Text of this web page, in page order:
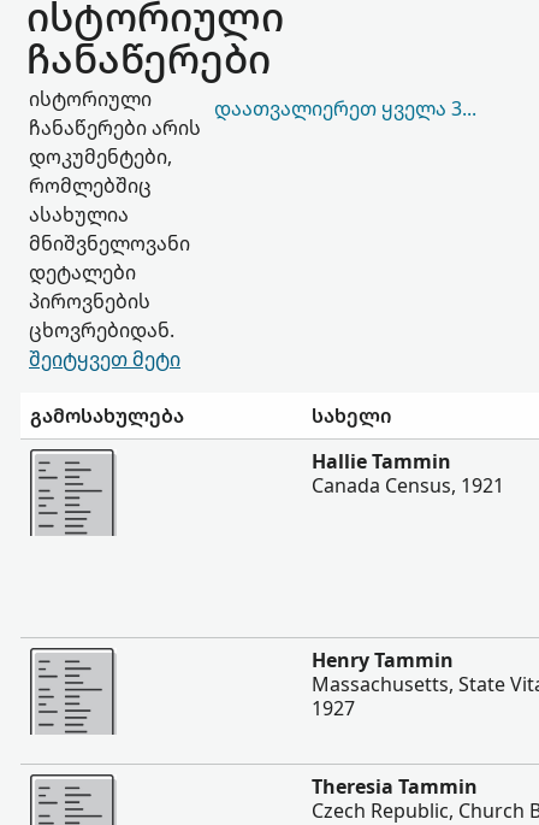
ისტორიული
ჩანაწერები
ისტორიული
ჩანაწერები არის
დოკუმენტები,
რომლებშიც
ასახულია
მნიშვნელოვანი
დეტალები
პიროვნების
ცხოვრებიდან.
შეიტყვეთ მეტი
ᲓᲐᲐᲗᲕᲐᲚᲘᲔᲠᲔᲗ ᲧᲕᲔᲚᲐ 33,318
გამოსახულება
სახელი
შევიტყოთ მეტი
Hallie Tammin
Canada Census, 1921
შევიტყოთ მეტი
Henry Tammin
Massachusetts, State
1927
შევიტყოთ მეტი
Theresia Tammin
Czech Republic, Church